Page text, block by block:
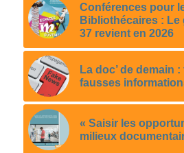
Conférences pour
Bibliothécaires :
37 revient en 2026
La doc’ de demain
fausses
« Saisir les
milieux